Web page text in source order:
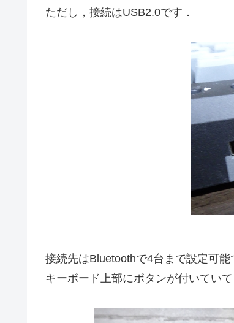
ただし，接続はUSB2.0です．
接続先はBluetoothで4台まで設定可能
キーボード上部にボタンが付いてい